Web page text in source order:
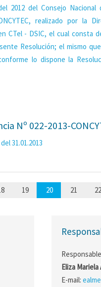
2012 del Consejo Nacional
realizado por la
CTel - DSIC, el cual consta
Resolución; el mismo
lo dispone la
Nº 022-2013-
31.01.2013
19 20 21 22
Eliza
E-mail: